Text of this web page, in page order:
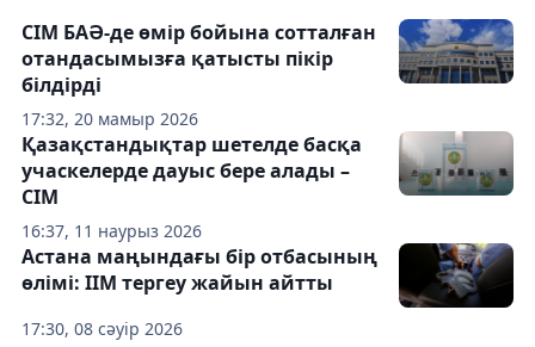
17:32, 20 мамыр 2026
СІМ БАӘ-де өмір бойына сотталған
отандасымызға қатысты пікір
білдірді
16:37, 11 наурыз 2026
Қазақстандықтар шетелде басқа
учаскелерде дауыс бере алады –
СІМ
17:30, 08 сәуір 2026
Астана маңындағы бір отбасының
өлімі: ІІМ тергеу жайын айтты